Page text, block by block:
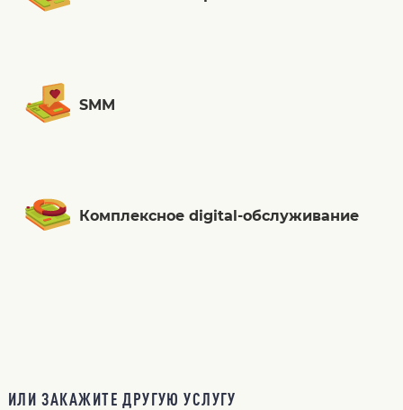
SMM
Комплексное digital-обслуживание
ИЛИ ЗАКАЖИТЕ ДРУГУЮ УСЛУГУ